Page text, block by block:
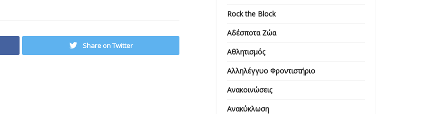
Share on Twitter
Rock the Block
Αδέσποτα Ζώα
Αθλητισμός
Αλληλέγγυο Φροντιστήριο
Ανακοινώσεις
Ανακύκλωση